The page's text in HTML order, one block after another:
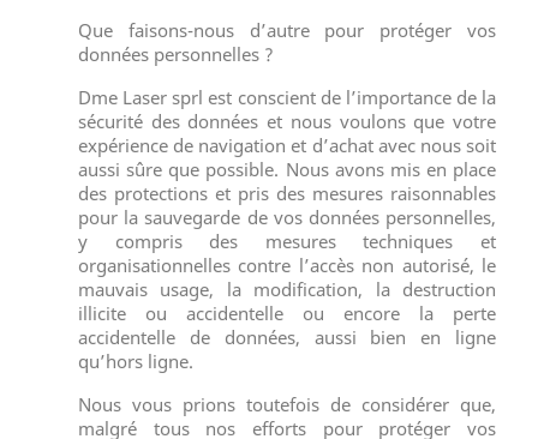
Que faisons-nous d’autre pour protéger vos
données personnelles ?
Dme Laser sprl est conscient de l’importance de la
sécurité des données et nous voulons que votre
expérience de navigation et d’achat avec nous soit
aussi sûre que possible. Nous avons mis en place
des protections et pris des mesures raisonnables
pour la sauvegarde de vos données personnelles,
y compris des mesures techniques et
organisationnelles contre l’accès non autorisé, le
mauvais usage, la modification, la destruction
illicite ou accidentelle ou encore la perte
accidentelle de données, aussi bien en ligne
qu’hors ligne.
Nous vous prions toutefois de considérer que,
malgré tous nos efforts pour protéger vos